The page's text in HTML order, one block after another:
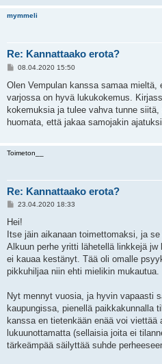
mymmeli
Re: Kannattaako erota?
V
e
t
i
08.04.2020 15:50
Olen Vempulan kanssa samaa mieltä,
varjossa on hyvä lukukokemus.
kokemuksia ja tulee vahva tunne
huomata, että jakaa samojakin
Toimeton__
Re: Kannattaako erota?
V
e
t
i
23.04.2020 18:33
Hei!
Itse jäin aikanaan toimettomaksi, ja
Alkuun perhe yritti lähetellä linkkejä
ei kauaa kestänyt. Tää oli omalle
pikkuhiljaa niin ehti mielikin mukautua.
Nyt mennyt vuosia, ja hyvin vapaasti
kaupungissa, pienellä paikkakunnalla
kanssa en tietenkään enää voi
lukuunottamatta (sellaisia joita ei
tärkeämpää säilyttää suhde